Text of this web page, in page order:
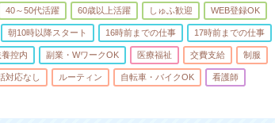
40～50代活躍 60歳以上活躍 しゅふ歓迎 WEB登録OK
朝10時以降スタート 16時前までの仕事 17時前までの仕事
養控内 副業・WワークOK 医療福祉 交費支給 制服
対応なし ルーティン 自転車・バイクOK 看護師